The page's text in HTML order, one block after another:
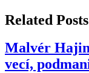
Related Posts
Malvér
vecí,